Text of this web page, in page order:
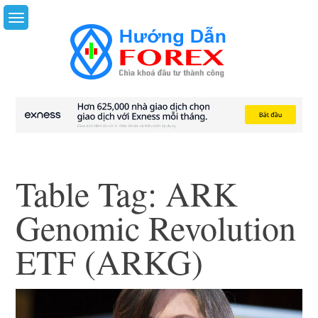
Skip
to
Table Tag:ARK
Genomic Revolution
ETF (ARKG)